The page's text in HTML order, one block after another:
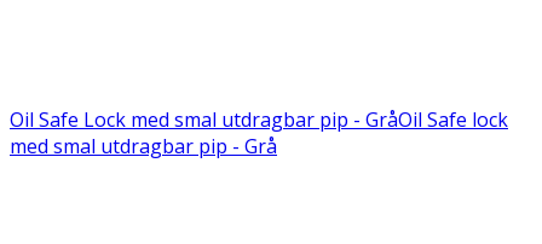
Oil Safe Lock med smal utdragbar pip - GråOil Safe lock
med smal utdragbar pip - Grå